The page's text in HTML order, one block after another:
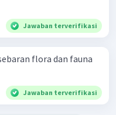
Jawaban terverifikasi
flora dan fauna
Jawaban terverifikasi